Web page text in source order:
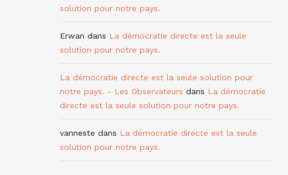
solution pour notre pays.
Erwan dans La démocratie directe est la seule
solution pour notre pays.
La démocratie directe est la seule solution pour
notre pays. - Les Observateurs dans La démocratie
directe est la seule solution pour notre pays.
vanneste dans La démocratie directe est la seule
solution pour notre pays.